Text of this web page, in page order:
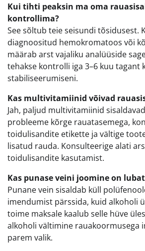
Kui tihti peaksin ma oma
kontrollima?
See sõltub teie seisundi tõsidusest.
diagnoositud hemokromatoos või
määrab arst vajaliku analüüside
tehakse kontrolli iga 3–6 kuu tagant
stabiliseerumiseni.
Kas multivitamiinid võivad
Jah, paljud multivitamiinid
probleeme kõrge rauatasemega,
toidulisandite etikette ja vältige
lisatud rauda. Konsulteerige alati
toidulisandite kasutamist.
Kas punase veini joomine on
Punane vein sisaldab küll
imendumist pärssida, kuid alkoholi
toime maksale kaalub selle hüve
alkoholi vältimine rauakoormusega
parem valik.